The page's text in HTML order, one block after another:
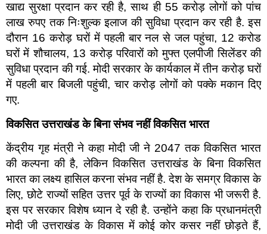
खाद्य सुरक्षा प्रदान कर रही है, साथ ही 55 करोड़ लोगों को पांच
लाख रुपए तक निःशुल्क इलाज की सुविधा प्रदान कर रही है. इस
दौरान 16 करोड़ घरों में पहली बार नल से जल पहुंचा, 12 करोड
घरों में शौचालय, 13 करोड़ परिवारों को मुफ्त एलपीजी सिलेंडर की
सुविधा प्रदान की गई. मोदी सरकार के कार्यकाल में तीन करोड़ घरों
में पहली बार बिजली पहुंची, चार करोड़ लोगों को पक्के मकान दिए
गए.
विकसित उत्तराखंड के बिना संभव नहीं विकसित भारत
केंद्रीय गृह मंत्री ने कहा मोदी जी ने 2047 तक विकसित भारत
की कल्पना की है, लेकिन विकसित उत्तराखंड के बिना विकसित
भारत का लक्ष्य हासिल करना संभव नहीं है. देश के समग्र विकास के
लिए, छोटे राज्यों सहित उत्तर पूर्व के राज्यों का विकास भी जरूरी है.
इस पर सरकार विशेष ध्यान दे रही है. उन्होंने कहा कि प्रधानमंत्री
मोदी जी उत्तराखंड के विकास में कोई कोर कसर नहीं छोड़ते हैं,